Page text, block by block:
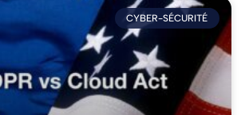
CYBER-SÉCURITÉ